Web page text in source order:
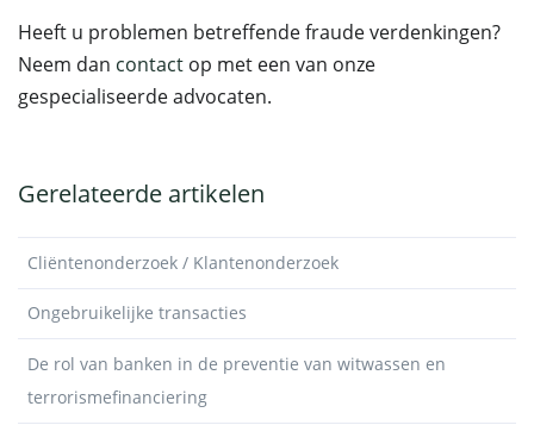
Heeft u problemen betreffende fraude verdenkingen?
Neem dan contact op met een van onze
gespecialiseerde advocaten.
Gerelateerde artikelen
Cliëntenonderzoek / Klantenonderzoek
Ongebruikelijke transacties
De rol van banken in de preventie van witwassen en
terrorismefinanciering